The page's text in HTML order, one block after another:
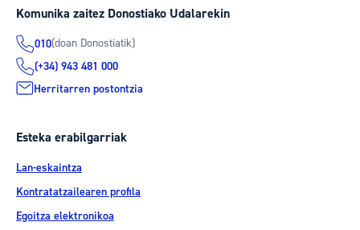
Komunika zaitez Donostiako Udalarekin
010(doan Donostiatik)
(+34) 943 481 000
Herritarren postontzia
Esteka erabilgarriak
Lan-eskaintza
Kontratatzailearen profila
Egoitza elektronikoa